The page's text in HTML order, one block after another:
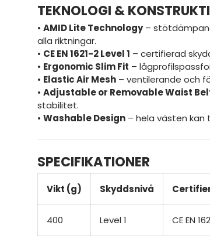
TEKNOLOGI &
• AMID Lite Technology–
alla riktningar.
• CE EN 1621-2 Level 1 – certifierad
• Ergonomic Slim Fit –
• Elastic Air Mesh – ventilerande och
• Adjustable or Removable Waist
stabilitet.
• Washable Design – hela västen
SPECIFIKATIONER
Vikt (g) Skyddsnivå
400 Level 1 CE EN